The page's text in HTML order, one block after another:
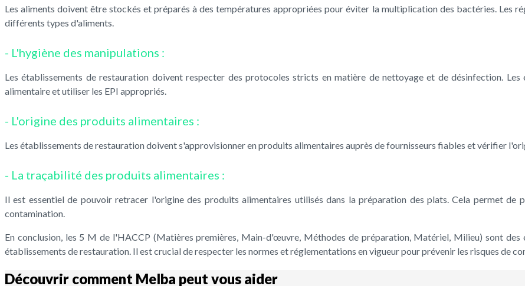
Les aliments doivent être stockés et préparés à des températures appropriées pour éviter la multiplication des bactéries. Les
différents types d'aliments.
- L'hygiène des manipulations :
Les établissements de restauration doivent respecter des protocoles stricts en matière de nettoyage et de désinfection.
alimentaire et utiliser les EPI appropriés.
- L'origine des produits alimentaires :
Les établissements de restauration doivent s'approvisionner en produits alimentaires auprès de fournisseurs fiables et vérifier
- La traçabilité des produits alimentaires :
Il est essentiel de pouvoir retracer l'origine des produits alimentaires utilisés dans la préparation des plats. Cela permet de
contamination.
En conclusion, les 5 M de l'HACCP (Matières premières, Main-d'œuvre, Méthodes de préparation, Matériel, Milieu) sont des
établissements de restauration. Il est crucial de respecter les normes et réglementations en vigueur pour prévenir les risques de
Découvrir comment Melba peut vous aider